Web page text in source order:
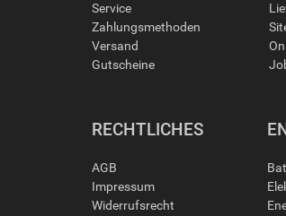
Service
Zahlungsmethoden
Versand
Gutscheine
RECHTLICHES
AGB
Impressum
Widerrufsrecht